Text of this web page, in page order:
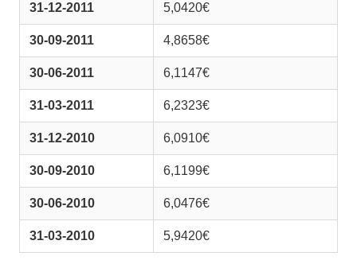
31-12-2011 5,0420€
30-09-2011 4,8658€
30-06-2011 6,1147€
31-03-2011 6,2323€
31-12-2010 6,0910€
30-09-2010 6,1199€
30-06-2010 6,0476€
31-03-2010 5,9420€